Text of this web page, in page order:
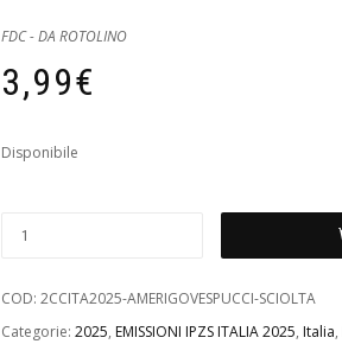
FDC - DA ROTOLINO
3,99€
Disponibile
COD: 2CCITA2025-AMERIGOVESPUCCI-SCIOLTA
Categorie: 2025, EMISSIONI IPZS ITALIA 2025, Italia,